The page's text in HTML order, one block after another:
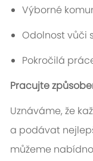
Výborné
Odolnost vůči
Pokročilá
Pracujte
Uznáváme, že
a podávat
můžeme